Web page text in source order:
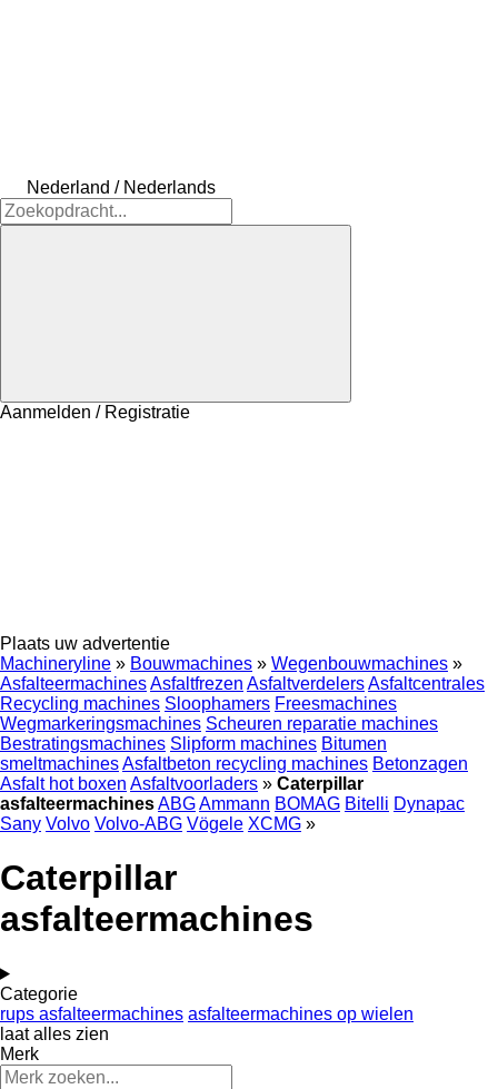
Nederland / Nederlands
Aanmelden / Registratie
Plaats uw advertentie
Machineryline » Bouwmachines » Wegenbouwmachines »
AsfalteermachinesAsfaltfrezen AsfaltverdelersAsfaltcentrales
Recycling machines Sloophamers Freesmachines
Wegmarkeringsmachines Scheuren reparatie machines
Bestratingsmachines Slipform machines Bitumen
smeltmachinesAsfaltbeton recycling machines Betonzagen
Asfalt hot boxen Asfaltvoorladers » Caterpillar
asfalteermachinesABGAmmann BOMAG Bitelli Dynapac
Sany Volvo Volvo-ABG Vögele XCMG »
Caterpillar
asfalteermachines
Categorie
rups asfalteermachines asfalteermachines op wielen
laat alles zien
Merk